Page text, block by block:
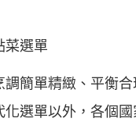
菜選單
調簡單精緻、平衡
化選單以外，各個